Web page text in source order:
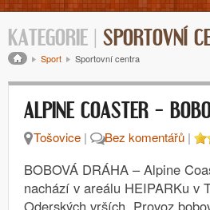
KATEGORIE | SPORTOVNÍ
Drobečková navigace
Sport Sportovní centra
ALPINE COASTER –
Tošovice | Bez komentářů |
BOBOVÁ DRÁHA – Alpine
nachází v areálu HEIPARKu v
Oderských vrších. Provoz